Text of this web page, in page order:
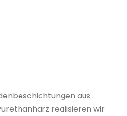
aus
realisieren wir